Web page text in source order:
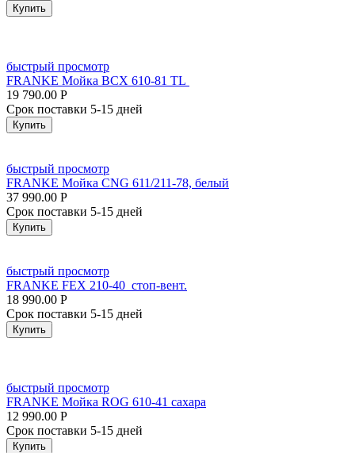
Купить
быстрый просмотр
FRANKE Мойка BCX 610-81 TL
19 790.00 Р
Срок поставки 5-15 дней
Купить
быстрый просмотр
FRANKE Мойка CNG 611/211-78, белый
37 990.00 Р
Срок поставки 5-15 дней
Купить
быстрый просмотр
FRANKE FEX 210-40 стоп-вент.
18 990.00 Р
Срок поставки 5-15 дней
Купить
быстрый просмотр
FRANKE Мойка ROG 610-41 сахара
12 990.00 Р
Срок поставки 5-15 дней
Купить